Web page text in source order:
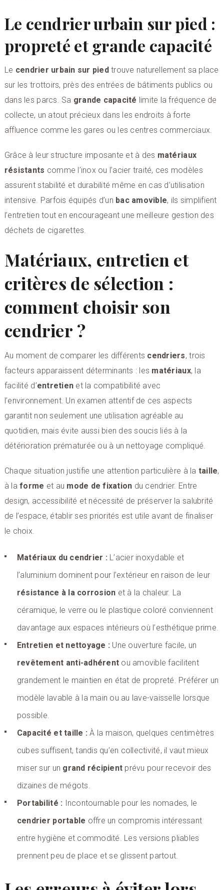
Le cendrier urbain sur pied :
propreté et grande capacité
Le cendrier urbain sur piedtrouve naturellement sa place
sur les trottoirs, près des entrées de bâtiments publics ou
dans les parcs. Sa grande capacité limite la fréquence de
collecte, un atout précieux dans les endroits à forte
affluence comme les gares ou les centres commerciaux.
Grâce à leur structure imposante et à des matériaux
résistants comme l’inox ou l’acier traité, ces modèles
assurent stabilité et durabilité même en cas d’utilisation
intensive. Parfois équipés d’un bac amovible, ils simplifient
l’entretien tout en encourageant une meilleure gestion des
déchets de cigarettes.
Matériaux, entretien et
critères de sélection :
comment choisir son
cendrier ?
Au moment de comparer les différents cendriers, trois
facteurs apparaissent déterminants : les matériaux, la
facilité d’entretien et la compatibilité avec
l’environnement. Un examen attentif de ces aspects
garantit non seulement une utilisation agréable au
quotidien, mais évite aussi bien des soucis liés à la
détérioration prématurée ou à un nettoyage compliqué.
Chaque situation justifie une attention particulière à la taille,
à laforme et au mode de fixation du cendrier. Entre
design, accessibilité et nécessité de préserver la salubrité
de l’espace, établir ses priorités est utile avant de finaliser
le choix.
Matériaux du cendrier : L’acier inoxydable et
l’aluminium dominent pour l’extérieur en raison de leur
résistance à la corrosion et à la chaleur. La
céramique, le verre ou le plastique coloré conviennent
davantage aux espaces intérieurs où l’esthétique prime.
Entretien et nettoyage : Une ouverture facile, un
revêtement anti-adhérent ou amovible facilitent
grandement le maintien en état de propreté. Préférer un
modèle lavable à la main ou au lave-vaisselle lorsque
possible.
Capacité et taille : À la maison, quelques centimètres
cubes suffisent, tandis qu’en collectivité, il vaut mieux
miser sur un grand récipient prévu pour recevoir des
dizaines de mégots.
Portabilité : Incontournable pour les nomades, le
cendrier portable offre un compromis intéressant
entre hygiène et commodité. Les versions pliables
prennent peu de place et se glissent partout.